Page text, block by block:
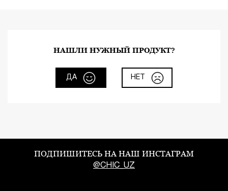
НАШЛИ НУЖНЫЙ ПРОДУКТ?
ДА НЕТ
ПОДПИШИТЕСЬ НА НАШ ИНСТАГРАМ
@CHIC_UZ